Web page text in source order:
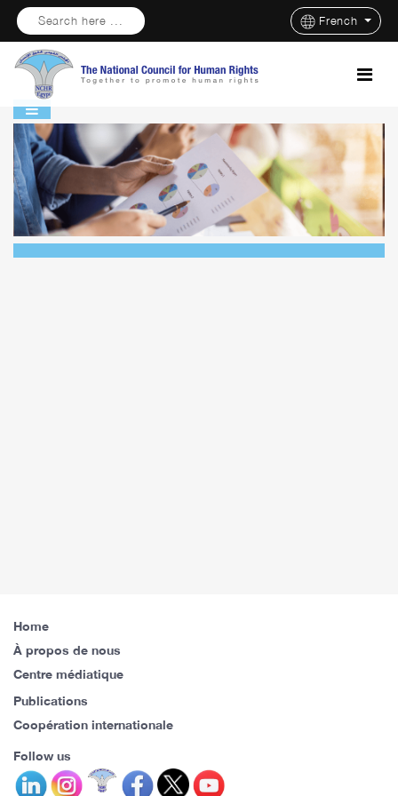
Search here ... French
Home
À propos de nous
Centre médiatique
Publications
Coopération internationale
Follow us